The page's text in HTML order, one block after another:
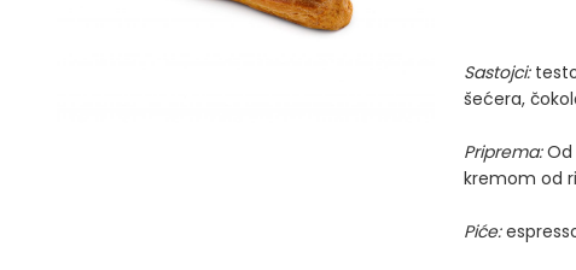
Sastojci:testo
šećera,
Priprema:Od
kremom od
Piće: